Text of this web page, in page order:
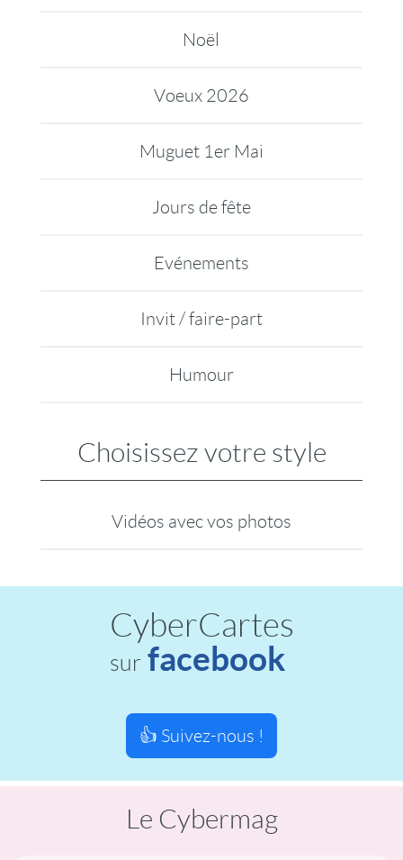
Noël
Voeux 2026
Muguet 1er Mai
Jours de fête
Evénements
Invit / faire-part
Humour
Choisissez votre style
Vidéos avec vos photos
CyberCartes
sur facebook
👍 Suivez-nous !
Le Cybermag